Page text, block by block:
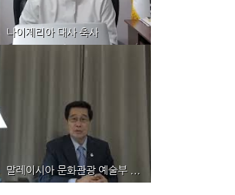
나이제리아 대사 축사
나이제리아 대사 축사
말레이시아 문화관광 예술부 ...